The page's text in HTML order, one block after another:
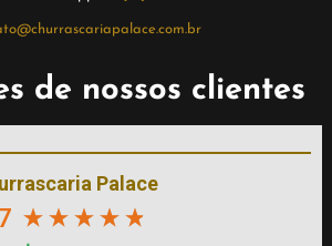
de nossos clientes
Palace